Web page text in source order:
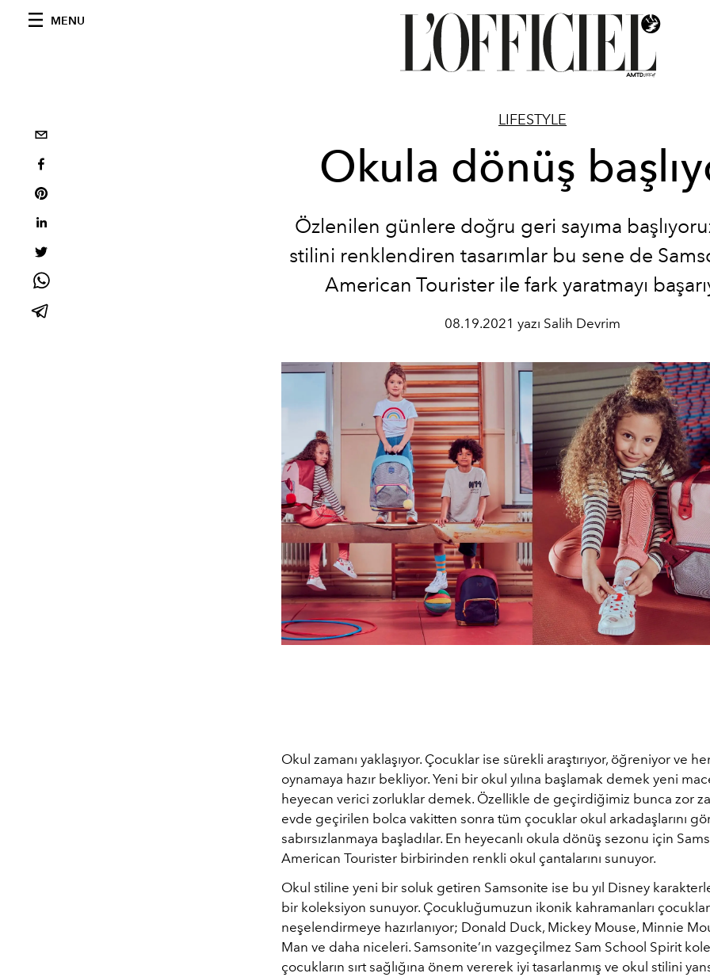
MENU
LIFESTYLE
Okula dönüş
Özlenilen günlere doğru geri sayıma
stilini renklendiren tasarımlar bu sene de
American Tourister ile fark yaratmayı
08.19.2021 yazı Salih Devrim
Okul zamanı yaklaşıyor. Çocuklar ise sürekli araştırıyor, öğreniyor ve
oynamaya hazır bekliyor. Yeni bir okul yılına başlamak demek yeni
heyecan verici zorluklar demek. Özellikle de geçirdiğimiz bunca zor
evde geçirilen bolca vakitten sonra tüm çocuklar okul arkadaşlarını
sabırsızlanmaya başladılar. En heyecanlı okula dönüş sezonu için
American Tourister birbirinden renkli okul çantalarını sunuyor.
Okul stiline yeni bir soluk getiren Samsonite ise bu yıl Disney
bir koleksiyon sunuyor. Çocukluğumuzun ikonik kahramanları
neşelendirmeye hazırlanıyor; Donald Duck, Mickey Mouse, Minnie
Man ve daha niceleri. Samsonite’ın vazgeçilmez Sam School Spirit
çocukların sırt sağlığına önem vererek iyi tasarlanmış ve okul stilini